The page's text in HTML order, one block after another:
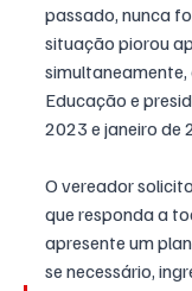
passado, nunca
situação piorou
Educação e
2023 e janeiro de
O vereador
que responda a
apresente um
se necessário,